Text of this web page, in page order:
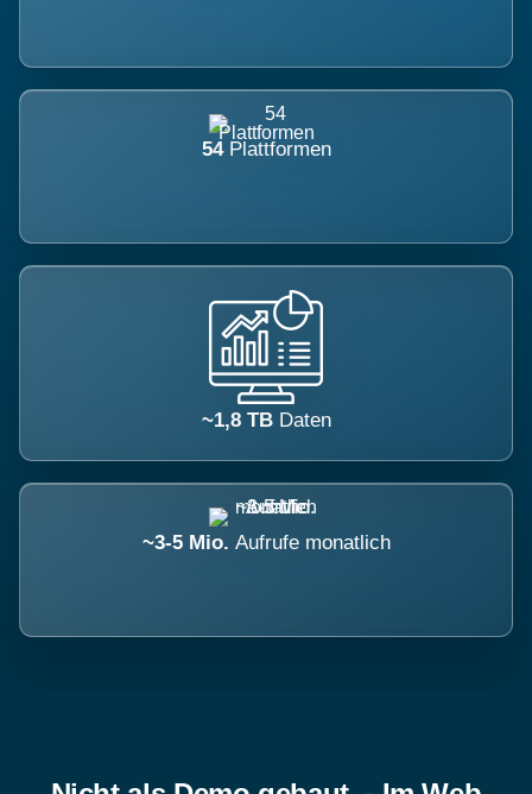
54 Plattformen
~1,8 TB Daten
~3-5 Mio. Aufrufe monatlich